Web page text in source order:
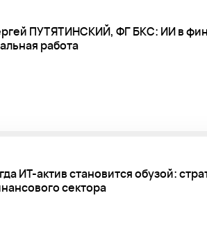
ПУТЯТИНСКИЙ, ФГ БКС: ИИ в
работа
ИТ-актив становится обузой:
сектора